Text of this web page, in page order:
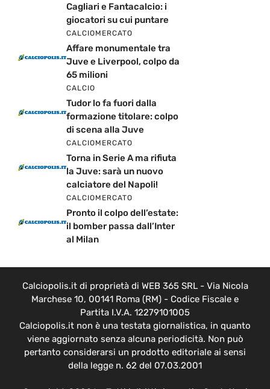
Cagliari e Fantacalcio: i
giocatori su cui puntare
CALCIOMERCATO
Affare monumentale tra
Juve e Liverpool, colpo da
65 milioni
CALCIO
Tudor lo fa fuori dalla
formazione titolare: colpo
di scena alla Juve
CALCIOMERCATO
Torna in Serie A ma rifiuta
la Juve: sarà un nuovo
calciatore del Napoli!
CALCIOMERCATO
Pronto il colpo dell’estate:
il bomber passa dall’Inter
al Milan
Calciopolis.it di proprietà di WEB 365 SRL - Via Nicola
Marchese 10, 00141 Roma (RM) - Codice Fiscale e
Partita I.V.A. 12279101005
Calciopolis.it non è una testata giornalistica, in quanto
viene aggiornato senza alcuna periodicità. Non può
pertanto considerarsi un prodotto editoriale ai sensi
della legge n. 62 del 07.03.2001